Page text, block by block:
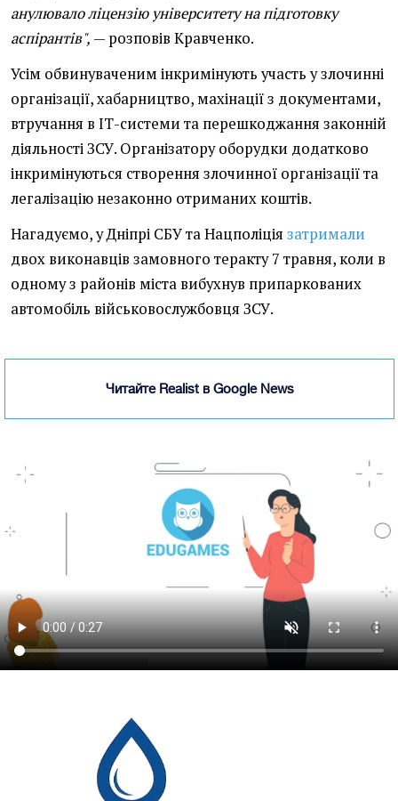
анулювало ліцензію університету на підготовку
аспірантів", — розповів Кравченко.
Усім обвинуваченим інкримінують участь у злочинні
організації, хабарництво, махінації з документами,
втручання в ІТ-системи та перешкоджання законній
діяльності ЗСУ. Організатору оборудки додатково
інкримінуються створення злочинної організації та
легалізацію незаконно отриманих коштів.
Нагадуємо, у Дніпрі СБУ та Нацполіція затримали
двох виконавців замовного теракту 7 травня, коли в
одному з районів міста вибухнув припаркованих
автомобіль військовослужбовця ЗСУ.
Читайте Realist в Google News